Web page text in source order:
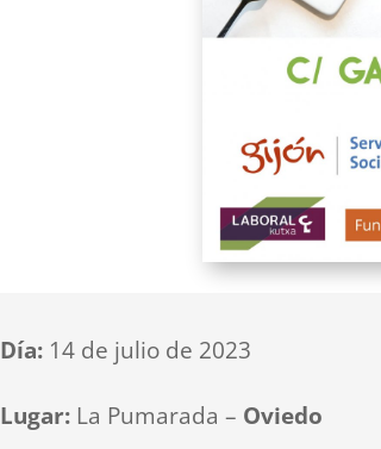
Día: 14 de julio de 2023
Lugar: La Pumarada – Oviedo